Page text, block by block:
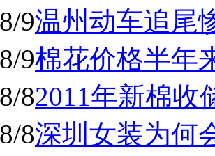
9温州动车追尾
9棉花价格半年
82011年新棉收
8深圳女装为何